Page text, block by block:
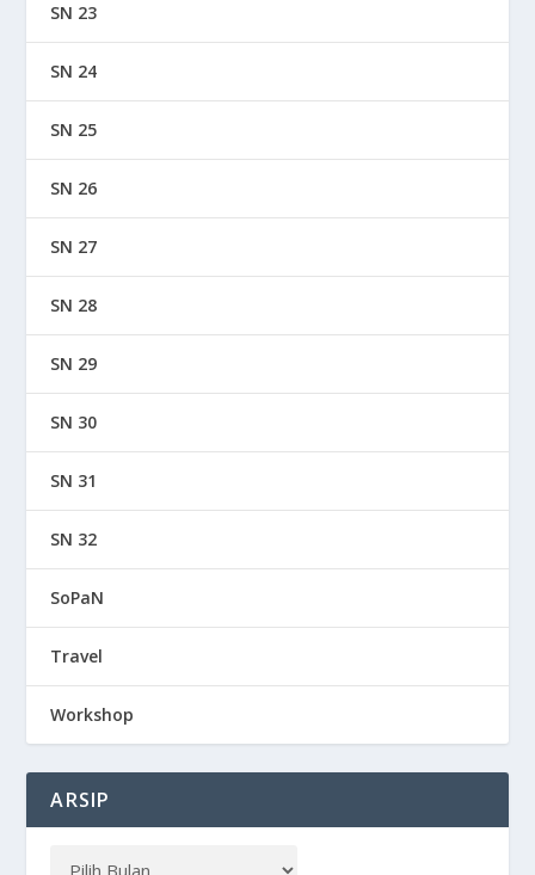
SN 23
SN 24
SN 25
SN 26
SN 27
SN 28
SN 29
SN 30
SN 31
SN 32
SoPaN
Travel
Workshop
ARSIP